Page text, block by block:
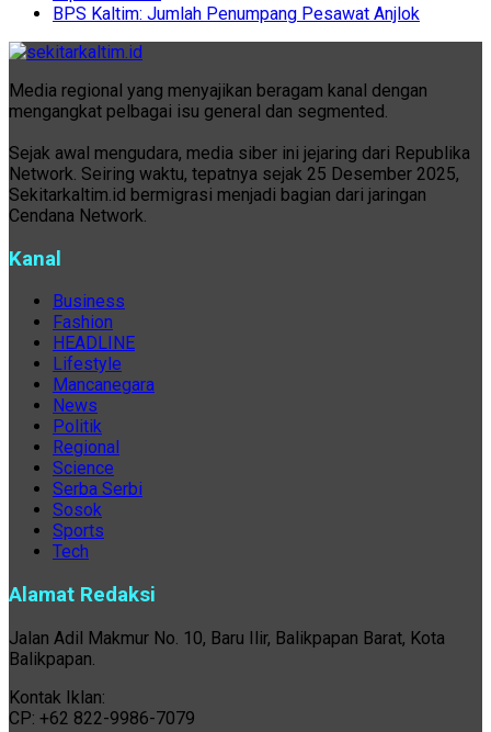
BPS Kaltim: Jumlah Penumpang Pesawat Anjlok
Media regional yang menyajikan beragam kanal dengan
mengangkat pelbagai isu general dan segmented.
Sejak awal mengudara, media siber ini jejaring dari Republika
Network. Seiring waktu, tepatnya sejak 25 Desember 2025,
Sekitarkaltim.id bermigrasi menjadi bagian dari jaringan
Cendana Network.
Kanal
Business
Fashion
HEADLINE
Lifestyle
Mancanegara
News
Politik
Regional
Science
Serba Serbi
Sosok
Sports
Tech
Alamat Redaksi
Jalan Adil Makmur No. 10, Baru Ilir, Balikpapan Barat, Kota
Balikpapan.
Kontak Iklan:
CP: +62 822-9986-7079